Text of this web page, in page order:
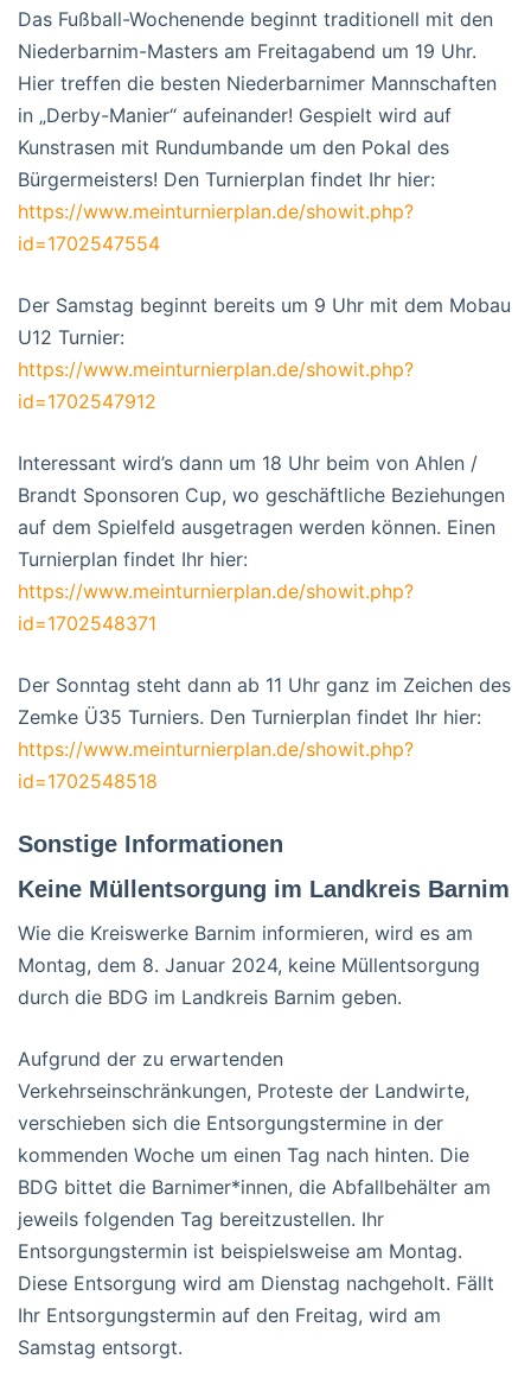
Das Fußball-Wochenende beginnt traditionell mit den
Niederbarnim-Masters am Freitagabend um 19 Uhr.
Hier treffen die besten Niederbarnimer Mannschaften
in „Derby-Manier“ aufeinander! Gespielt wird auf
Kunstrasen mit Rundumbande um den Pokal des
Bürgermeisters! Den Turnierplan findet Ihr hier:
https://www.meinturnierplan.de/showit.php?
id=1702547554
Der Samstag beginnt bereits um 9 Uhr mit dem Mobau
U12 Turnier:
https://www.meinturnierplan.de/showit.php?
id=1702547912
Interessant wird’s dann um 18 Uhr beim von Ahlen /
Brandt Sponsoren Cup, wo geschäftliche Beziehungen
auf dem Spielfeld ausgetragen werden können. Einen
Turnierplan findet Ihr hier:
https://www.meinturnierplan.de/showit.php?
id=1702548371
Der Sonntag steht dann ab 11 Uhr ganz im Zeichen des
Zemke Ü35 Turniers. Den Turnierplan findet Ihr hier:
https://www.meinturnierplan.de/showit.php?
id=1702548518
Sonstige Informationen
Keine Müllentsorgung im Landkreis Barnim
Wie die Kreiswerke Barnim informieren, wird es am
Montag, dem 8. Januar 2024, keine Müllentsorgung
durch die BDG im Landkreis Barnim geben.
Aufgrund der zu erwartenden
Verkehrseinschränkungen, Proteste der Landwirte,
verschieben sich die Entsorgungstermine in der
kommenden Woche um einen Tag nach hinten. Die
BDG bittet die Barnimer*innen, die Abfallbehälter am
jeweils folgenden Tag bereitzustellen. Ihr
Entsorgungstermin ist beispielsweise am Montag.
Diese Entsorgung wird am Dienstag nachgeholt. Fällt
Ihr Entsorgungstermin auf den Freitag, wird am
Samstag entsorgt.